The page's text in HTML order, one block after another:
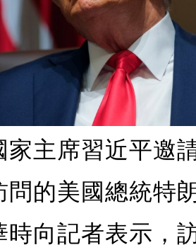
家主席習近平邀
問的美國總統特
時向記者表示，